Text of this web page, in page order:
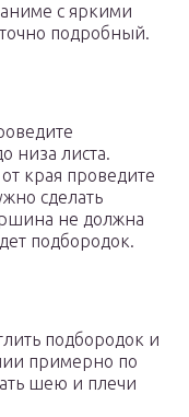
с яркими
подробный.
низа листа.
края проведите
сделать
не должна
подбородок.
подбородок и
примерно по
шею и плечи